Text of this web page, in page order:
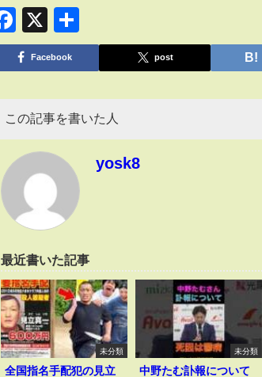
Facebook
X
有
Facebook post
この記事を書いた人
yosk8
最近書いた記事
未分類
全国指名手配犯の見立
未分類
中野たむ訃報について